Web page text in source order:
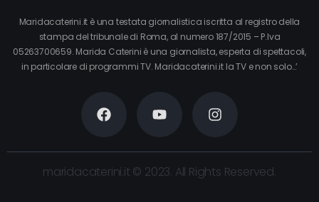
Maridacaterini.it è una testata giornalistica iscritta al registro della
stampa del tribunale di Roma, al numero 187/2015 – P.Iva
05263700659. Marida Caterini è una giornalista, esperta di spettacoli,
in particolare di programmi TV. Maridacaterini.it la TV e non solo…’
maridacaterini.it © 2023. All Rights Reserved.